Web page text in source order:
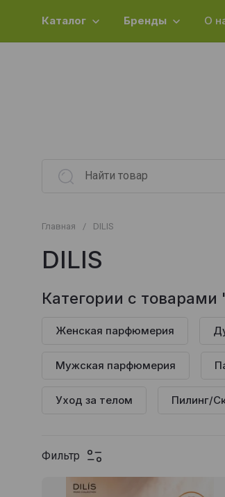
Каталог Бренды О
Главная / DILIS
DILIS
Категории с товарами
Женская парфюмерия
Мужская парфюмерия
Уход за телом Пилинг/
Фильтр